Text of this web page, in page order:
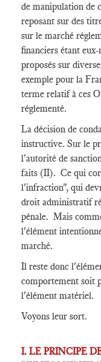
de manipulation de
reposant sur des
sur le marché
financiers étant
proposés sur
exemple pour la
terme relatif à ces
réglementé.
La décision de
instructive. Sur le
l'autorité de
faits (II). Ce qui
l'infraction", qui
droit administratif
pénale. Mais
l'élément
marché.
Il reste donc
comportement soit
l'élément matériel.
Voyons leur sort.
I. LE PRINCIPE